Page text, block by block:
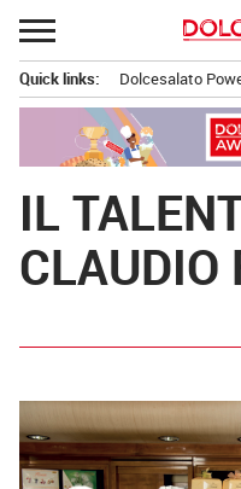
Passa
al
contenuto
principale
Quick links: Dolcesalato
IL
CLAUDIO